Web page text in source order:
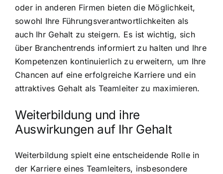
oder in anderen Firmen bieten die Möglichkeit,
sowohl Ihre Führungsverantwortlichkeiten als
auch Ihr Gehalt zu steigern. Es ist wichtig, sich
über Branchentrends informiert zu halten und Ihre
Kompetenzen kontinuierlich zu erweitern, um Ihre
Chancen auf eine erfolgreiche Karriere und ein
attraktives Gehalt als Teamleiter zu maximieren.
Weiterbildung und ihre
Auswirkungen auf Ihr Gehalt
Weiterbildung spielt eine entscheidende Rolle in
der Karriere eines Teamleiters, insbesondere